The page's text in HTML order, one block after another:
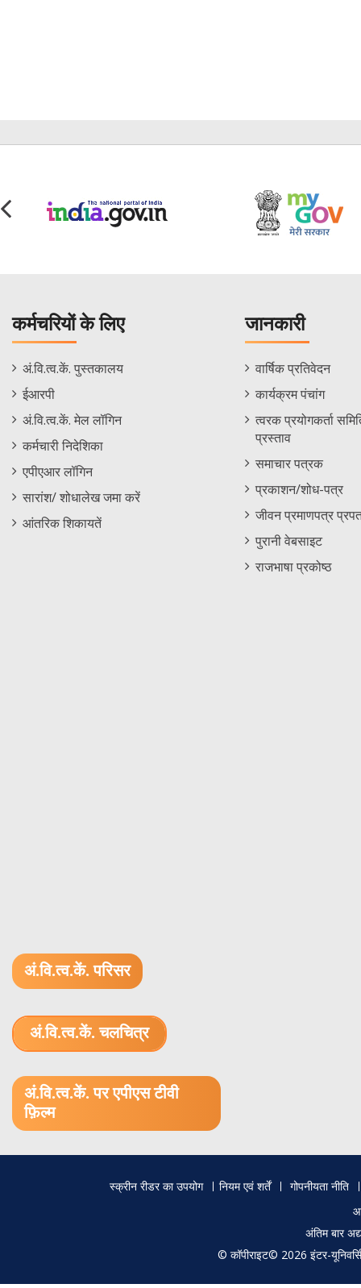
कर्मचरियों के लिए
Staff
Footer
Menu
अं.वि.त्व.कें. पुस्तकालय
ईआरपी
अं.वि.त्व.कें. मेल लॉगिन
कर्मचारी निदेशिका
एपीएआर लॉगिन
सारांश/ शोधालेख जमा करें
आंतरिक शिकायतें
जानकारी
Informations
Menu
वार्षिक प्रतिवेदन
कार्यक्रम पंचांग
त्वरक प्रयोगकर्ता
प्रस्ताव
समाचार पत्रक
प्रकाशन/शोध-पत्र
जीवन प्रमाणपत्र
पुरानी वेबसाइट
राजभाषा प्रकोष्ठ
अं.वि.त्व.कें. परिसर
अं.वि.त्व.कें. चलचित्र
अं.वि.त्व.कें. पर एपीएस टीवी
फ़िल्म
स्क्रीन रीडर का उपयोग नियम एवं शर्तें
गोपनीयता नीति
अंतिम बार
© कॉपीराइट© 2026 इंटर-